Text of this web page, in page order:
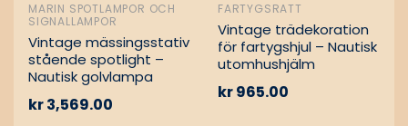
MARIN SPOTLAMPOR OCH
SIGNALLAMPOR
Vintage mässingsstativ
stående spotlight –
Nautisk golvlampa
kr3,569.00
FARTYGSRATT
Vintage trädekoration
för fartygshjul – Nautisk
utomhushjälm
kr965.00